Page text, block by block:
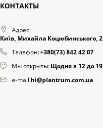
КОНТАКТЫ
Адрес:
Київ, Михайла Коцюбинського, 2
Телефон:+380(73) 842 42 07
Мы открыты:Щодня з 12 до 19
e-mail hi@plantrum.com.ua